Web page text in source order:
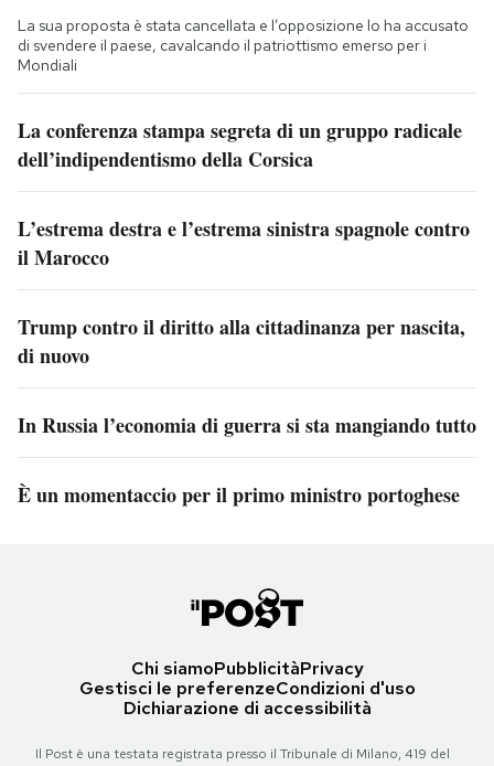
La sua proposta è stata cancellata e l’opposizione lo ha accusato
di svendere il paese, cavalcando il patriottismo emerso per i
Mondiali
La conferenza stampa segreta di un gruppo radicale
dell’indipendentismo della Corsica
L’estrema destra e l’estrema sinistra spagnole contro
il Marocco
Trump contro il diritto alla cittadinanza per nascita,
di nuovo
In Russia l’economia di guerra si sta mangiando tutto
È un momentaccio per il primo ministro portoghese
Chi siamoPubblicitàPrivacy
Gestisci le preferenzeCondizioni d'uso
Dichiarazione di accessibilità
Il Post è una testata registrata presso il Tribunale di Milano, 419 del